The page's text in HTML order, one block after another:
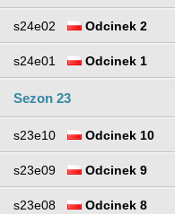
s24e02 Odcinek 2
s24e01 Odcinek 1
Sezon 23
s23e10 Odcinek 10
s23e09 Odcinek 9
s23e08 Odcinek 8